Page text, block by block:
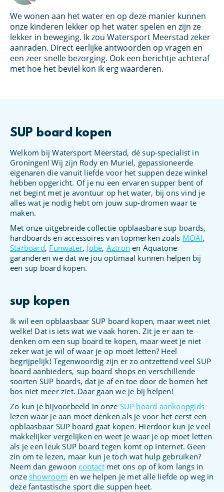
We wonen aan het water en op deze manier kunnen
onze kinderen lekker op het water spelen en zijn ze
lekker in beweging. Ik zou Watersport Meerstad zeker
aanraden. Direct eerlijke antwoorden op vragen en
een zeer snelle bezorging. Ook een berichtje achteraf
met hoe het beviel kon ik erg waarderen.
SUP board kopen
Welkom bij Watersport Meerstad, dé sup-specialist in
Groningen! Wij zijn Rody en Muriel, gepassioneerde
eigenaren die vanuit liefde voor het suppen deze winkel
hebben opgericht. Of je nu een ervaren supper bent of
net begint met je avontuur op het water, bij ons vind je
alles wat je nodig hebt om jouw sup-dromen waar te
maken.
Met onze uitgebreide collectie opblaasbare sup boards,
hardboards en accessoires van topmerken zoals MOAI,
Starboard, Funwater, Jobe, Aztron en Aquatone
garanderen we dat we jou optimaal kunnen helpen bij
een sup board kopen.
sup kopen
Ik wil een opblaasbaar SUP board kopen, maar weet niet
welke! Dat is iets wat we vaak horen. Zit je er aan te
denken om een sup board te kopen, maar weet je niet
zeker wat je wil of waar je op moet letten? Heel
begrijpelijk! Tegenwoordig zijn er zo ontzettend veel SUP
board aanbieders, sup board shops en verschillende
soorten SUP boards, dat je af en toe door de bomen het
bos niet meer ziet. Daar gaan we je bij helpen!
Zo kun je bijvoorbeeld in onze SUP board aankoopgids
lezen waar je aan moet denken als je voor het eerst een
opblaasbaar SUP board gaat kopen. Hierdoor kun je veel
makkelijker vergelijken en weet je waar je op moet letten
als je een leuk SUP board tegen komt op Internet. Geen
zin om te lezen, maar kun je toch wat hulp gebruiken?
Neem dan gewoon contactmet ons op of kom langs in
onze showroom en we helpen je met alle liefde op weg in
deze fantastische sport die suppen heet.